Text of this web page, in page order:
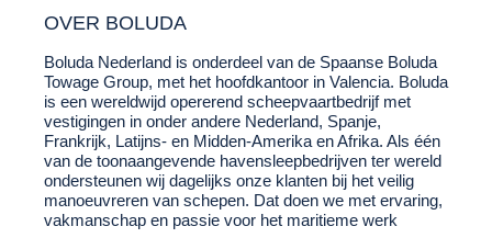
OVER BOLUDA
Boluda Nederland is onderdeel van de Spaanse Boluda
Towage Group, met het hoofdkantoor in Valencia. Boluda
is een wereldwijd opererend scheepvaartbedrijf met
vestigingen in onder andere Nederland, Spanje,
Frankrijk, Latijns- en Midden-Amerika en Afrika. Als één
van de toonaangevende havensleepbedrijven ter wereld
ondersteunen wij dagelijks onze klanten bij het veilig
manoeuvreren van schepen. Dat doen we met ervaring,
vakmanschap en passie voor het maritieme werk